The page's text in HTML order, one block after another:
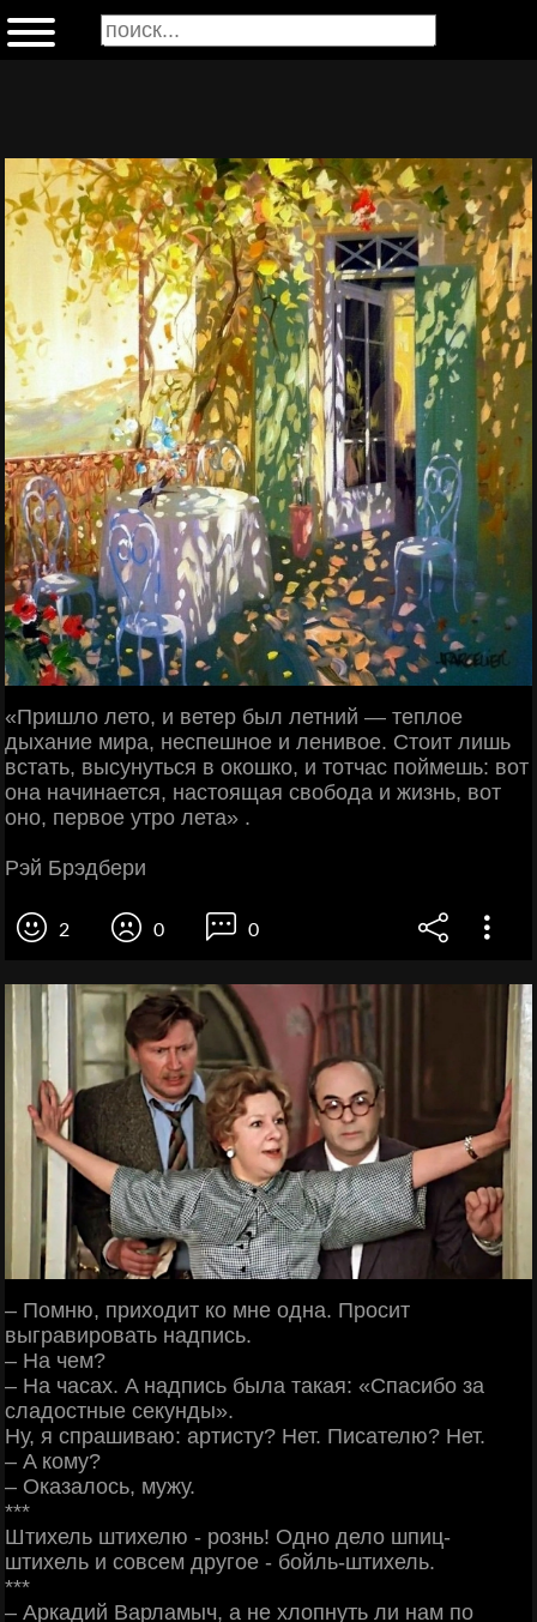
«Пришло лето, и ветер был летний — теплое
дыхание мира, неспешное и ленивое. Стоит лишь
встать, высунуться в окошко, и тотчас поймешь: вот
она начинается, настоящая свобода и жизнь, вот
оно, первое утро лета» .
Рэй Брэдбери
2 0 0
– Помню, приходит ко мне одна. Просит
выгравировать надпись.
– На чем?
– На часах. A надпись была такая: «Спасибо за
сладостные секунды».
Ну, я спрашиваю: артисту? Нет. Писателю? Нет.
– A кому?
– Оказалось, мужу.
***
Штихель штихелю - рознь! Одно дело шпиц-
штихель и совсем другое - бойль-штихель.
***
– Аркадий Варламыч, a не хлопнуть ли нам по